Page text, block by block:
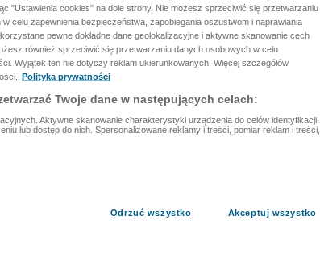
"Ustawienia cookies" na dole strony. Nie możesz sprzeciwić się przetwarzaniu
celu zapewnienia bezpieczeństwa, zapobiegania oszustwom i naprawiania
pewne dokładne dane geolokalizacyjne i aktywne skanowanie cech
również sprzeciwić się przetwarzaniu danych osobowych w celu
Wyjątek ten nie dotyczy reklam ukierunkowanych. Więcej szczegółów
Polityka prywatności
Twoje dane w następujących celach:
Aktywne skanowanie charakterystyki urządzenia do celów identyfikacji.
lub dostęp do nich. Spersonalizowane reklamy i treści, pomiar reklam i treści,
Odrzuć wszystko Akceptuj wszystko